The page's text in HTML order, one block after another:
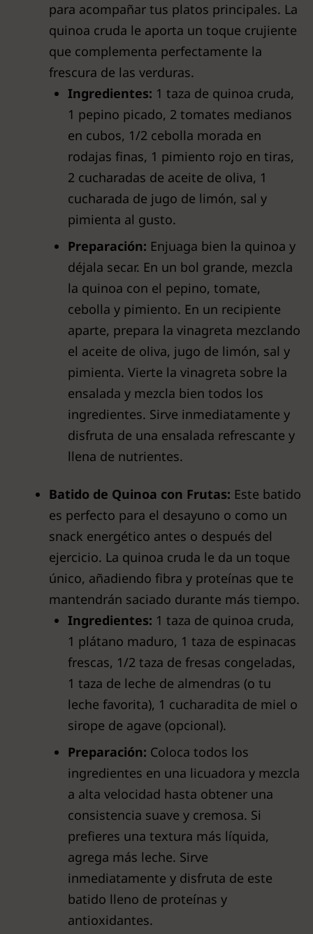
para acompañar tus platos principales. La
quinoa cruda le aporta un toque crujiente
que complementa perfectamente la
frescura de las verduras.
Ingredientes: 1 taza de quinoa cruda,
1 pepino picado, 2 tomates medianos
en cubos, 1/2 cebolla morada en
rodajas finas, 1 pimiento rojo en tiras,
2 cucharadas de aceite de oliva, 1
cucharada de jugo de limón, sal y
pimienta al gusto.
Preparación: Enjuaga bien la quinoa y
déjala secar. En un bol grande, mezcla
la quinoa con el pepino, tomate,
cebolla y pimiento. En un recipiente
aparte, prepara la vinagreta mezclando
el aceite de oliva, jugo de limón, sal y
pimienta. Vierte la vinagreta sobre la
ensalada y mezcla bien todos los
ingredientes. Sirve inmediatamente y
disfruta de una ensalada refrescante y
llena de nutrientes.
Batido de Quinoa con Frutas: Este batido
es perfecto para el desayuno o como un
snack energético antes o después del
ejercicio. La quinoa cruda le da un toque
único, añadiendo fibra y proteínas que te
mantendrán saciado durante más tiempo.
Ingredientes: 1 taza de quinoa cruda,
1 plátano maduro, 1 taza de espinacas
frescas, 1/2 taza de fresas congeladas,
1 taza de leche de almendras (o tu
leche favorita), 1 cucharadita de miel o
sirope de agave (opcional).
Preparación: Coloca todos los
ingredientes en una licuadora y mezcla
a alta velocidad hasta obtener una
consistencia suave y cremosa. Si
prefieres una textura más líquida,
agrega más leche. Sirve
inmediatamente y disfruta de este
batido lleno de proteínas y
antioxidantes.